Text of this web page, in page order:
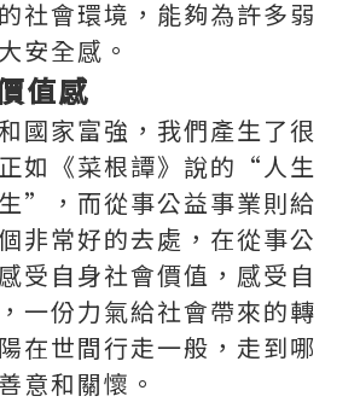
社會環境，能夠為許多弱
安全感。
值感
國家富強，我們產生了很
如《菜根譚》說的“人生
”，而從事公益事業則給
非常好的去處，在從事公
受自身社會價值，感受自
一份力氣給社會帶來的轉
在世間行走一般，走到哪
意和關懷。